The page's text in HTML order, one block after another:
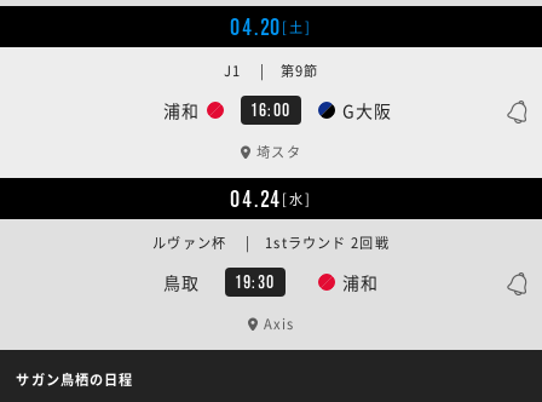
04.20[土]
浦和 16:00 G大阪
J1 | 第9節
埼スタ
04.24[水]
鳥取 19:30 浦和
ルヴァン杯 | 1stラウンド 2回戦
Axis
サガン鳥栖の日程